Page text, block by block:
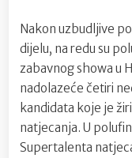
Nakon uzbudljive
dijelu, na redu su
zabavnog showa u
nadolazeće četiri
kandidata koje je
natjecanja. U
Supertalenta